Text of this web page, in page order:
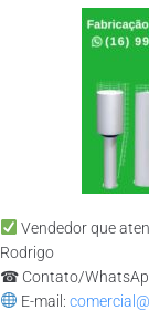
Vendedor que
Rodrigo
☎ Contato/
E-mail: